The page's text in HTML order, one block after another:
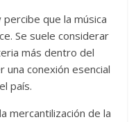
que la música
Se suele considerar
más dentro del
una conexión esencial
país.
mercantilización de la